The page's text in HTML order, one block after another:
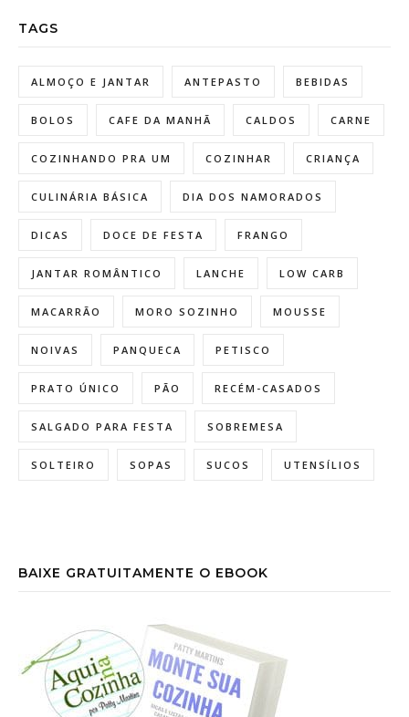
TAGS
ALMOÇO E JANTAR ANTEPASTO BEBIDAS
BOLOS CAFE DA MANHÃ CALDOS CARNE
COZINHANDO PRA UM COZINHAR CRIANÇA
CULINÁRIA BÁSICA DIA DOS NAMORADOS
DICAS DOCE DE FESTA FRANGO
JANTAR ROMÂNTICO LANCHE LOW CARB
MACARRÃO MORO SOZINHO MOUSSE
NOIVAS PANQUECA PETISCO
PRATO ÚNICO PÃO RECÉM-CASADOS
SALGADO PARA FESTA SOBREMESA
SOLTEIRO SOPAS SUCOS UTENSÍLIOS
BAIXE GRATUITAMENTE O EBOOK